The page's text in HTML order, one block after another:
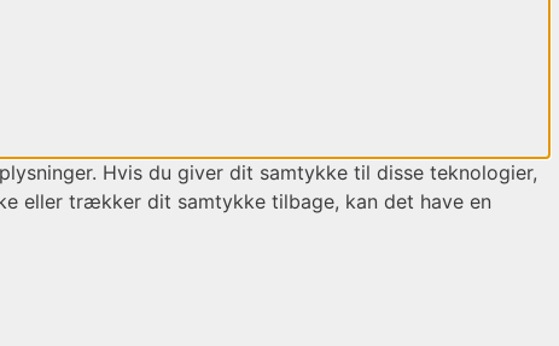
Hvis du giver dit samtykke til disse teknologier,
eller trækker dit samtykke tilbage, kan det have en